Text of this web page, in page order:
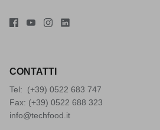
CONTATTI
Tel: (+39) 0522 683 747
Fax: (+39) 0522 688 323
info@techfood.it